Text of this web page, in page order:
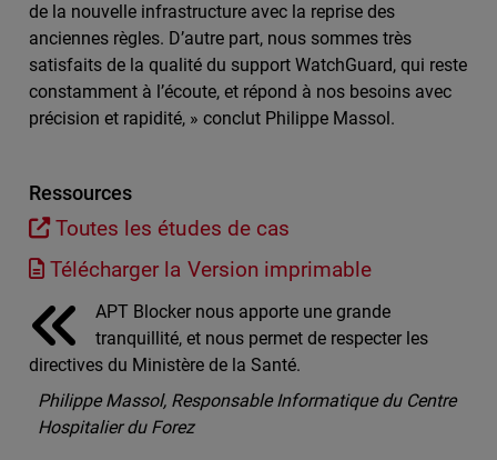
de la nouvelle infrastructure avec la reprise des
anciennes règles. D’autre part, nous sommes très
satisfaits de la qualité du support WatchGuard, qui reste
constamment à l’écoute, et répond à nos besoins avec
précision et rapidité, » conclut Philippe Massol.
Ressources
Toutes les études de cas
Télécharger la Version imprimable
APT Blocker nous apporte une grande
tranquillité, et nous permet de respecter les
directives du Ministère de la Santé.
Philippe Massol, Responsable Informatique du Centre
Hospitalier du Forez